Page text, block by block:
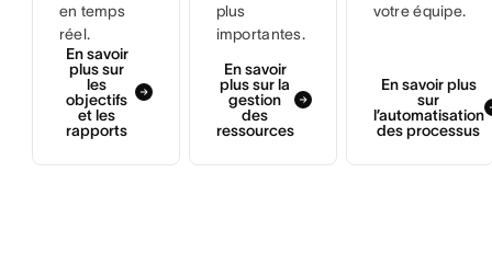
en temps
réel.
En savoir
plus sur
les
objectifs
et les
rapports
plus
importantes.
En savoir
plus sur la
gestion
des
ressources
votre équipe.
En savoir plus
sur
l’automatisation
des processus